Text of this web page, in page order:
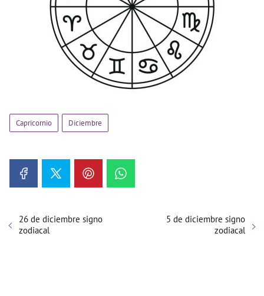
Capricornio Diciembre
26 de diciembre signo
zodiacal
5 de diciembre signo
zodiacal